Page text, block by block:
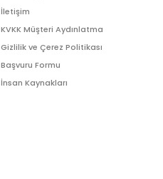
İletişim
KVKK Müşteri Aydınlatma
Gizlilik ve Çerez Politikası
Başvuru Formu
İnsan Kaynakları